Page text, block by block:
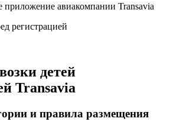
приложение авиакомпании Transavia
регистрацией
детей
Transavia
и правила размещения